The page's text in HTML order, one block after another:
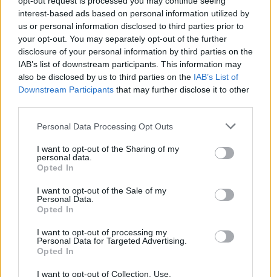
interest-based ads based on personal information utilized by
us or personal information disclosed to third parties prior to
your opt-out. You may separately opt-out of the further
disclosure of your personal information by third parties on the
IAB’s list of downstream participants. This information may
also be disclosed by us to third parties on the IAB’s List of
Downstream Participants that may further disclose it to other
Please note that this website/app uses one or more Google
not limited to your visit or usage behaviour. You may click to
grant or deny consent to Google and its third-party tags to
use your data for below specified purposes in below Google
consent section.
Personal Data Processing Opt Outs
I want to opt-out of the Sharing of my
personal data.
Opted In
I want to opt-out of the Sale of my
Personal Data.
Opted In
I want to opt-out of processing my
Personal Data for Targeted Advertising.
Opted In
I want to opt-out of Collection, Use,
Inviaci le tue segnalazioni,
i tuoi video e le tue foto
Su WhatsApp al numero +39
345 356 7512
Ricevi le nostre ultime news
daGoogle News
Condividi l'articolo
F T Pi WS